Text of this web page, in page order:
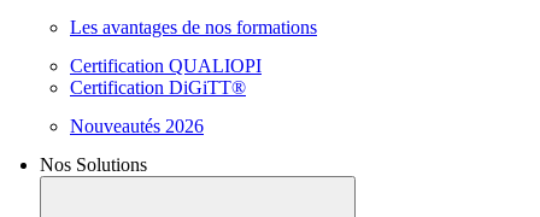
Les avantages de nos formations
Certification QUALIOPI
Certification DiGiTT®
Nouveautés 2026
Nos Solutions